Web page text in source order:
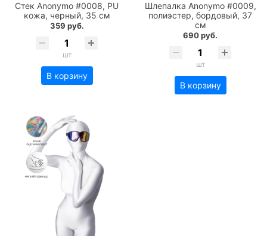
Стек Anonymo #0008, PU
кожа, черный, 35 см
359 руб.
шт
В корзину
Шлепалка Anonymo #0009,
полиэстер, бордовый, 37
см
690 руб.
шт
В корзину